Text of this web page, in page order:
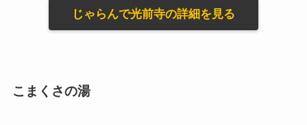
じゃらんで光前寺の詳細を見る
こまくさの湯